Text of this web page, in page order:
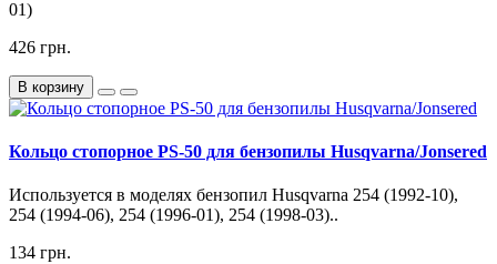
01)
426 грн.
В корзину
Кольцо стопорное PS-50 для бензопилы Husqvarna/Jonsered
Используется в моделях бензопил Husqvarna 254 (1992-10),
254 (1994-06), 254 (1996-01), 254 (1998-03)..
134 грн.